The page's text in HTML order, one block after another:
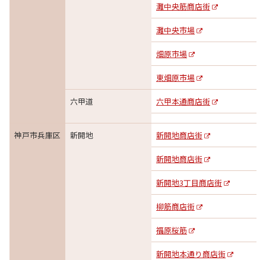
灘中央筋商店街
灘中央市場
畑原市場
東畑原市場
六甲道 六甲本通商店街
神戸市兵庫区 新開地 新開地商店街
新開地商店街
新開地3丁目商店街
柳筋商店街
福原桜筋
新開地本通り商店街